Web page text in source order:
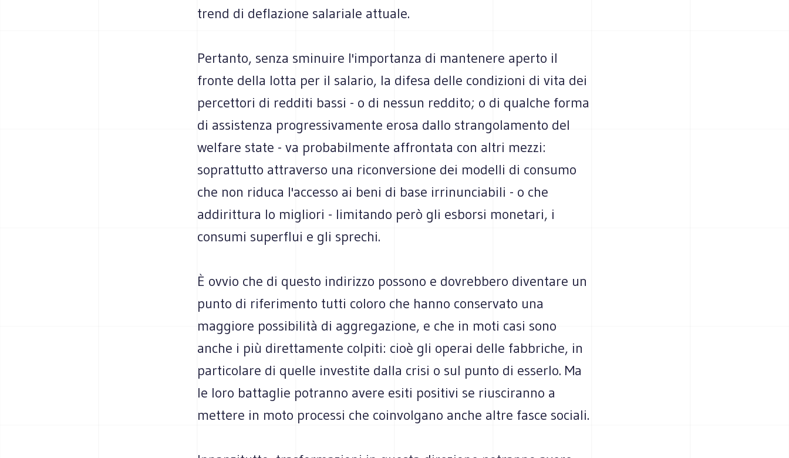
trend di deflazione salariale attuale.
Pertanto, senza sminuire l'importanza di mantenere aperto il
fronte della lotta per il salario, la difesa delle condizioni di vita dei
percettori di redditi bassi - o di nessun reddito; o di qualche forma
di assistenza progressivamente erosa dallo strangolamento del
welfare state - va probabilmente affrontata con altri mezzi:
soprattutto attraverso una riconversione dei modelli di consumo
che non riduca l'accesso ai beni di base irrinunciabili - o che
addirittura lo migliori - limitando però gli esborsi monetari, i
consumi superflui e gli sprechi.
È ovvio che di questo indirizzo possono e dovrebbero diventare un
punto di riferimento tutti coloro che hanno conservato una
maggiore possibilità di aggregazione, e che in moti casi sono
anche i più direttamente colpiti: cioè gli operai delle fabbriche, in
particolare di quelle investite dalla crisi o sul punto di esserlo. Ma
le loro battaglie potranno avere esiti positivi se riusciranno a
mettere in moto processi che coinvolgano anche altre fasce sociali.